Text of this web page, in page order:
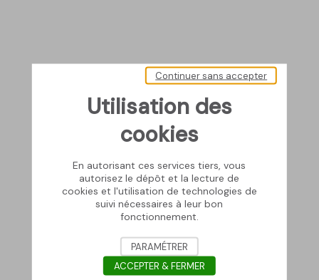
Utilisation des
cookies
En autorisant ces services tiers, vous
autorisez le dépôt et la lecture de
cookies et l'utilisation de technologies de
suivi nécessaires à leur bon
fonctionnement.
Continuer sans accepter
PARAMÉTRER
ACCEPTER & FERMER